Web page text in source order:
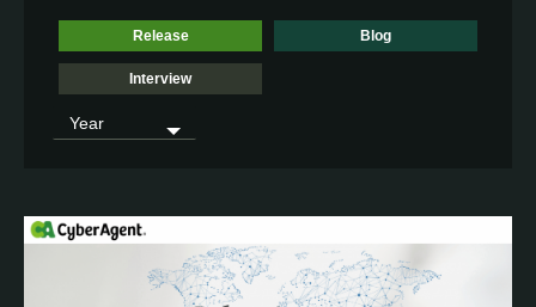
Release Blog
Interview